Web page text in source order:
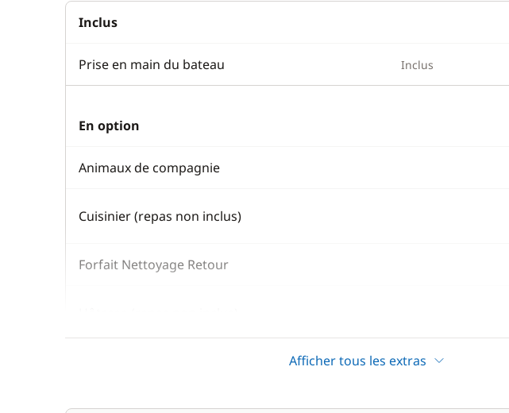
Inclus
Prise en main du bateau Inclus
En option
Animaux de compagnie
Cuisinier (repas non inclus)
Forfait Nettoyage Retour
Afficher tous les extras